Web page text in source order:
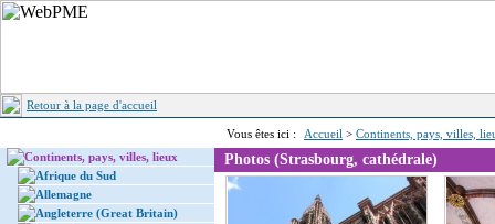
Retour à la page d'accueil
Vous êtes ici : Accueil > Continents, pays, villes,
Continents, pays, villes, lieux
Afrique du Sud
Allemagne
Angleterre (Great Britain)
Photos (Strasbourg, cathédrale)